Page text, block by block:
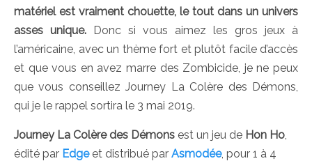
matériel est vraiment chouette, le tout dans un univers
asses unique. Donc si vous aimez les gros jeux à
l’américaine, avec un thème fort et plutôt facile d’accès
et que vous en avez marre des Zombicide, je ne peux
que vous conseillez Journey La Colère des Démons,
qui je le rappel sortira le 3 mai 2019.
Journey La Colère des Démons est un jeu de Hon Ho,
édité par Edgeet distribué par Asmodée, pour 1 à 4